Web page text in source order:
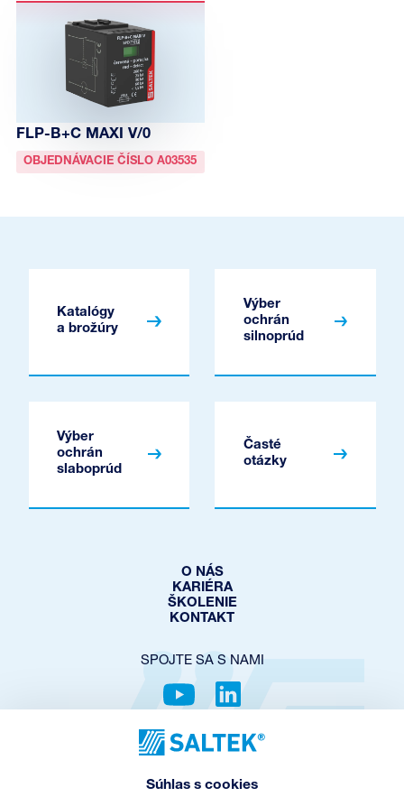
FLP-B+C MAXI V/0
OBJEDNÁVACIE ČÍSLO A03535
Katalógy
a brožúry
Výber
ochrán
silnoprúd
Výber
ochrán
slaboprúd
Časté
otázky
O NÁS
KARIÉRA
ŠKOLENIE
KONTAKT
SPOJTE SA S NAMI
OCHRANA SÚKROMIA
NASTAVENIE COOKIES
Súhlas s cookies